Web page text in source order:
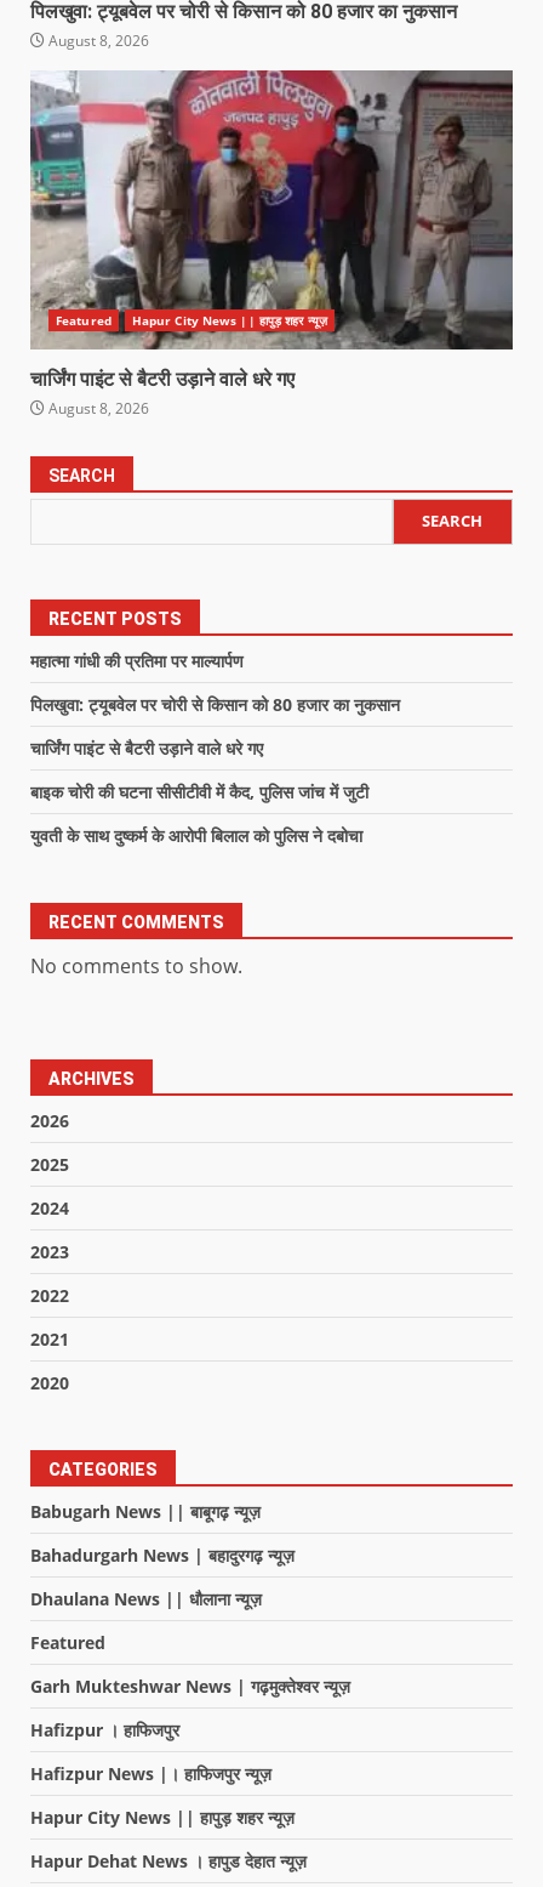
पिलखुवा: ट्यूबवेल पर चोरी से किसान को 80 हजार का नुकसान
August 8, 2026
Featured Hapur City News || हापुड़ शहर न्यूज़
चार्जिंग पाइंट से बैटरी उड़ाने वाले धरे गए
August 8, 2026
SEARCH
SEARCH
RECENT POSTS
महात्मा गांधी की प्रतिमा पर माल्यार्पण
पिलखुवा: ट्यूबवेल पर चोरी से किसान को 80 हजार का नुकसान
चार्जिंग पाइंट से बैटरी उड़ाने वाले धरे गए
बाइक चोरी की घटना सीसीटीवी में कैद, पुलिस जांच में जुटी
युवती के साथ दुष्कर्म के आरोपी बिलाल को पुलिस ने दबोचा
RECENT COMMENTS
No comments to show.
ARCHIVES
2026
2025
2024
2023
2022
2021
2020
CATEGORIES
Babugarh News || बाबूगढ़ न्यूज़
Bahadurgarh News | बहादुरगढ़ न्यूज़
Dhaulana News || धौलाना न्यूज़
Featured
Garh Mukteshwar News | गढ़मुक्तेश्वर न्यूज़
Hafizpur । हाफिजपुर
Hafizpur News |। हाफिजपुर न्यूज़
Hapur City News || हापुड़ शहर न्यूज़
Hapur Dehat News । हापुड देहात न्यूज़